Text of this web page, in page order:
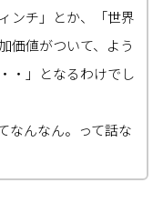
ンチ」とか、「世界
価値がついて、よう
・」となるわけでし
なんなん。って話な